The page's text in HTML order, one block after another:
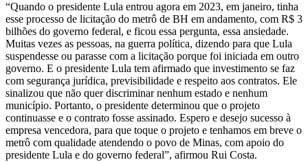
“Quando o presidente Lula entrou agora em 2023, em janeiro, tinha
esse processo de licitação do metrô de BH em andamento, com R$ 3
bilhões do governo federal, e ficou essa pergunta, essa ansiedade.
Muitas vezes as pessoas, na guerra política, dizendo para que Lula
suspendesse ou parasse com a licitação porque foi iniciada em outro
governo. E o presidente Lula tem afirmado que investimento se faz
com segurança jurídica, previsibilidade e respeito aos contratos. Ele
sinalizou que não quer discriminar nenhum estado e nenhum
município. Portanto, o presidente determinou que o projeto
continuasse e o contrato fosse assinado. Espero e desejo sucesso à
empresa vencedora, para que toque o projeto e tenhamos em breve o
metrô com qualidade atendendo o povo de Minas, com apoio do
presidente Lula e do governo federal”, afirmou Rui Costa.